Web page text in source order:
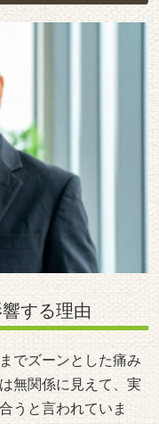
する理由
でズーンとした痛み
無関係に見えて、実
うと言われていま